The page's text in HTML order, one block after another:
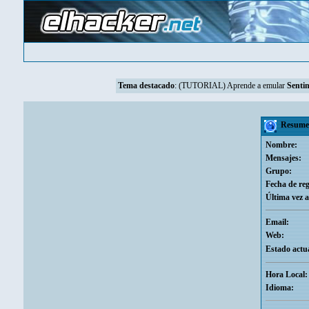
Tema destacado: (TUTORIAL) Aprende a emular
Nombre:
Mensajes:
Grupo:
Fecha de
Última vez
Email:
Web:
Estado
Hora Local:
Idioma: